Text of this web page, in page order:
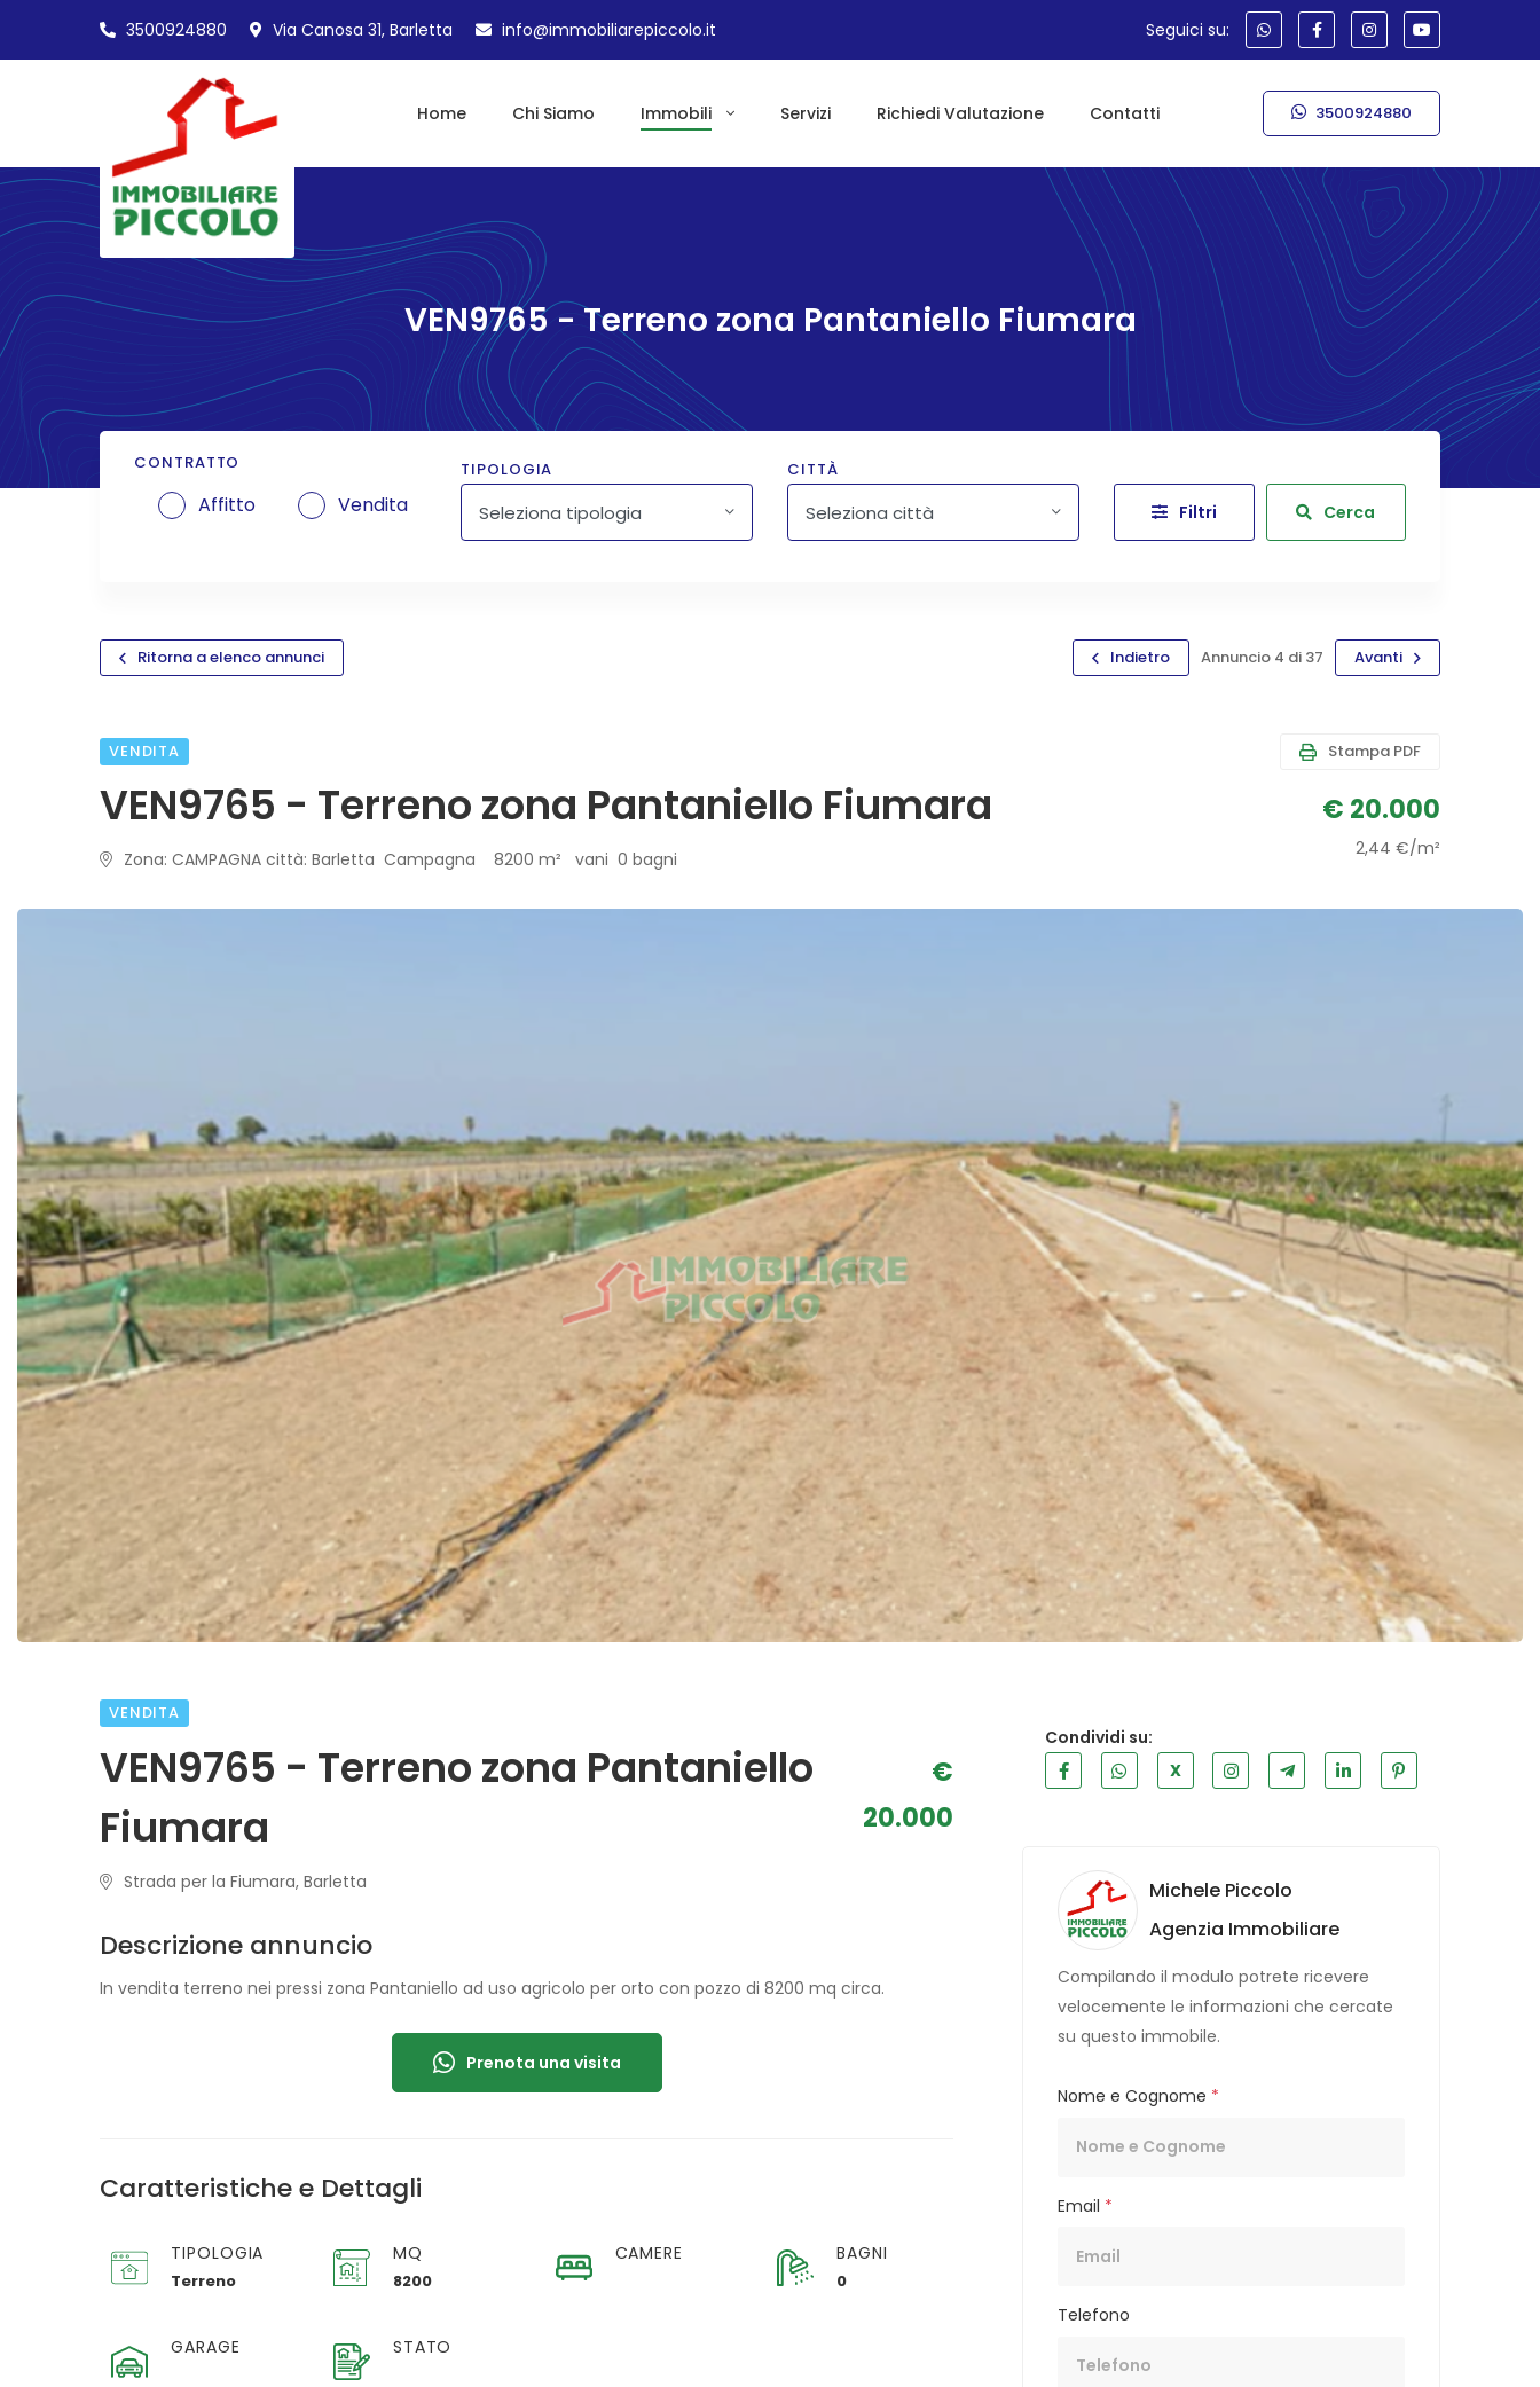
3500924880 Via Canosa 31, Barletta info@immobiliarepiccolo.it Seguici su:
Home Chi Siamo Immobili Servizi Richiedi Valutazione Contatti 3500924880
VEN9765 - Terreno zona Pantaniello Fiumara
CONTRATTO
Affitto Vendita
TIPOLOGIA
Seleziona tipologia
CITTÀ
Seleziona città Filtri Cerca
Ritorna a elenco annunci Indietro Annuncio 4 di 37 Avanti
VENDITA Stampa PDF
VEN9765 - Terreno zona Pantaniello Fiumara
Zona: CAMPAGNA città: Barletta Campagna 8200 m² vani 0 bagni
€ 20.000
2,44 €/m²
VENDITA
VEN9765 - Terreno zona Pantaniello
Fiumara
Strada per la Fiumara, Barletta
€
20.000
Descrizione annuncio
In vendita terreno nei pressi zona Pantaniello ad uso agricolo per orto con pozzo di 8200 mq circa.
Prenota una visita
Caratteristiche e Dettagli
TIPOLOGIA
Terreno
MQ
8200
CAMERE BAGNI
0
GARAGE STATO
Condividi su:
X
Michele Piccolo
Agenzia Immobiliare
Compilando il modulo potrete ricevere
velocemente le informazioni che cercate
su questo immobile.
Nome e Cognome *
Email *
Telefono